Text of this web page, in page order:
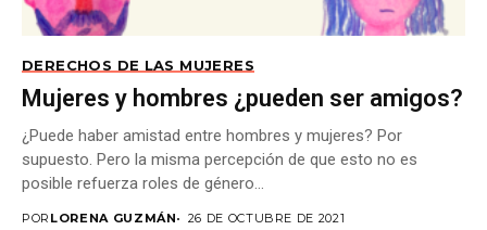
DERECHOS DE LAS MUJERES
Mujeres y hombres ¿pueden ser amigos?
¿Puede haber amistad entre hombres y mujeres? Por
supuesto. Pero la misma percepción de que esto no es
posible refuerza roles de género...
POR LORENA GUZMÁN 26 DE OCTUBRE DE 2021